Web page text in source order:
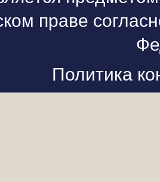
праве
Политика